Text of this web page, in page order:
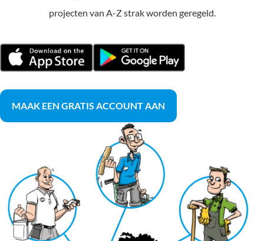
projecten van A-Z strak worden geregeld.
MAAK EEN GRATIS ACCOUNT AAN